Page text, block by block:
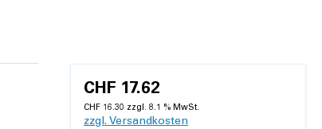
CHF 17.62
CHF 16.30 zzgl. 8.1 % MwSt.
zzgl. Versandkosten